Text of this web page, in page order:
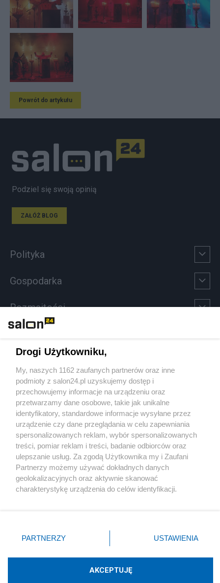
Powrót do artykułu
Podziel się swoją opinią
ZAŁÓŻ BLOG
Polityka
Gospodarka
Rozmaitości
Sport
Społeczeństwo
Kultura
X Facebook Instagram Youtube
Drogi Użytkowniku,
My, naszych 1162 zaufanych partnerów oraz inne
podmioty z salon24.pl uzyskujemy dostęp i
przechowujemy informacje na urządzeniu oraz
przetwarzamy dane osobowe, takie jak unikalne
identyfikatory, standardowe informacje wysyłane przez
urządzenie czy dane przeglądania w celu zapewniania
spersonalizowanych reklam, wybór spersonalizowanych
treści, pomiar reklam i treści, badanie odbiorców oraz
ulepszanie usług. Za zgodą Użytkownika my i Zaufani
Partnerzy możemy używać dokładnych danych
geolokalizacyjnych oraz aktywnie skanować
charakterystykę urządzenia do celów identyfikacji.
zmienić/wycofać klikając przycisk ustawień prywatności
znajdujący się w lewym dolnym rogu strony
rodzaje przetwarzania danych nie wymagają zgody
użytkownika, ale masz prawo sprzeciwić się takiemu
PARTNERZY USTAWIENIA
AKCEPTUJĘ